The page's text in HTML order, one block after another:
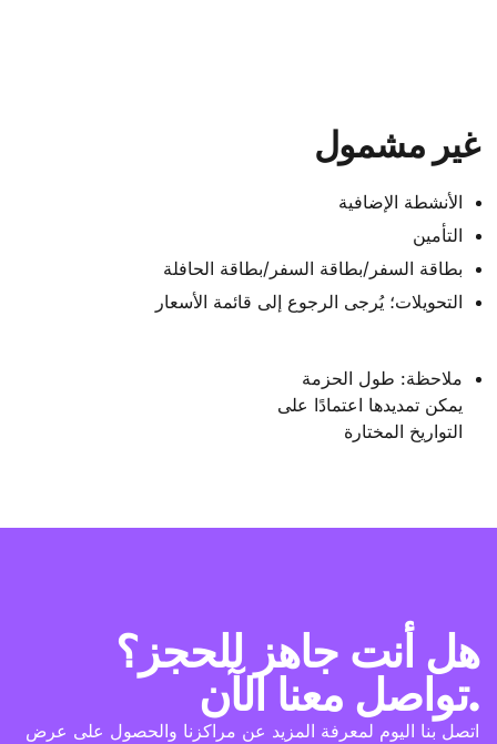
غير مشمول
الأنشطة الإضافية
التأمين
بطاقة السفر/بطاقة السفر/بطاقة الحافلة
التحويلات؛ يُرجى الرجوع إلى قائمة الأسعار
ملاحظة: طول الحزمة
يمكن تمديدها اعتمادًا على
التواريخ المختارة
هل أنت جاهز للحجز؟
تواصل معنا الآن.
اتصل بنا اليوم لمعرفة المزيد عن مراكزنا والحصول على عرض